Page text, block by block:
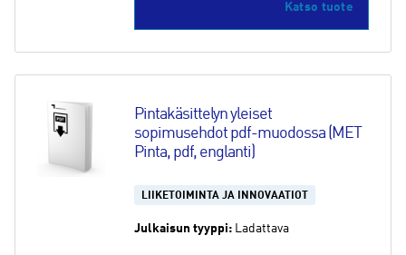
Katso tuote
Pintakäsittelyn yleiset
sopimusehdot pdf-muodossa (MET
Pinta, pdf, englanti)
LIIKETOIMINTA JA INNOVAATIOT
Julkaisun tyyppi: Ladattava